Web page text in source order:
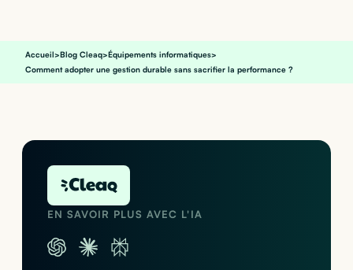
Accueil>Blog Cleaq>Équipements informatiques>
Comment adopter une gestion durable sans sacrifier la performance ?
EN SAVOIR PLUS AVEC L'IA